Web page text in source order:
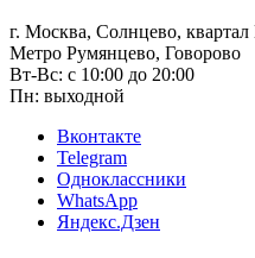
г. Москва, Солнцево,
Метро Румянцево, Говорово
Вт-Вс: с 10:00 до 20:00
Пн: выходной
Вконтакте
Telegram
Одноклассники
WhatsApp
Яндекс.Дзен